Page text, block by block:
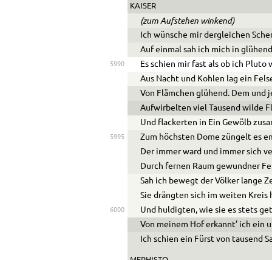
KAISER
(zum Aufstehen winkend)
Ich wünsche mir dergleichen
Auf einmal sah ich mich in
5990
Es schien mir fast als ob ich Pluto
Aus Nacht und Kohlen lag ein
Von Flämchen glühend. Dem und
Aufwirbelten viel Tausend wilde
Und flackerten in Ein Gewölb
5995
Zum höchsten Dome züngelt es
Der immer ward und immer sich
Durch fernen Raum gewundner
Sah ich bewegt der Völker lange
Sie drängten sich im weiten Kreis
6000
Und huldigten, wie sie es stets
Von meinem Hof erkannt’ ich ein
Ich schien ein Fürst von tausend